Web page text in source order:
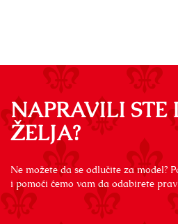
NAPRAVILI STE
ŽELJA?
Ne možete da se odlučite za model?
i pomoći ćemo vam da odabirete